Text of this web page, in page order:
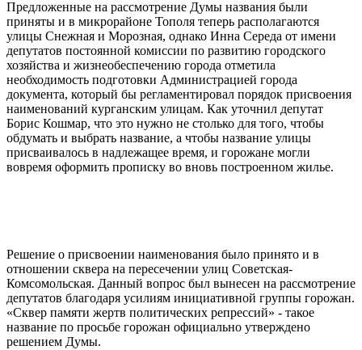
Предложенные на рассмотрение Думы названия были
приняты и в микрорайоне Тополя теперь располагаются
улицы Снежная и Морозная, однако Инна Середа от имени
депутатов постоянной комиссии по развитию городского
хозяйства и жизнеобеспечению города отметила
необходимость подготовки Администрацией города
документа, который бы регламентировал порядок присвоения
наименований курганским улицам. Как уточнил депутат
Борис Кошмар, что это нужно не столько для того, чтобы
обдумать и выбрать название, а чтобы название улицы
присваивалось в надлежащее время, и горожане могли
вовремя оформить прописку во вновь построенном жилье.
Решение о присвоении наименования было принято и в
отношении сквера на пересечении улиц Советская-
Комсомольская. Данный вопрос был вынесен на рассмотрение
депутатов благодаря усилиям инициативной группы горожан.
«Сквер памяти жертв политических репрессий» - такое
название по просьбе горожан официально утверждено
решением Думы.